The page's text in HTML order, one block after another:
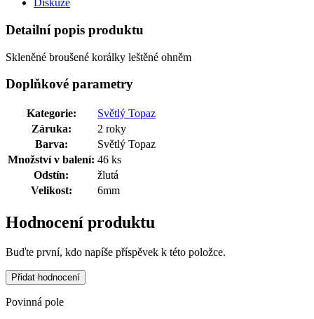
Diskuze
Detailní popis produktu
Skleněné broušené korálky leštěné ohněm
Doplňkové parametry
Kategorie:
Světlý Topaz
Záruka:
2 roky
Barva:
Světlý Topaz
Množství v balení: 46 ks
Odstín:
žlutá
Velikost: 6mm
Hodnocení produktu
Buďte první, kdo napíše příspěvek k této položce.
Přidat hodnocení
Povinná pole